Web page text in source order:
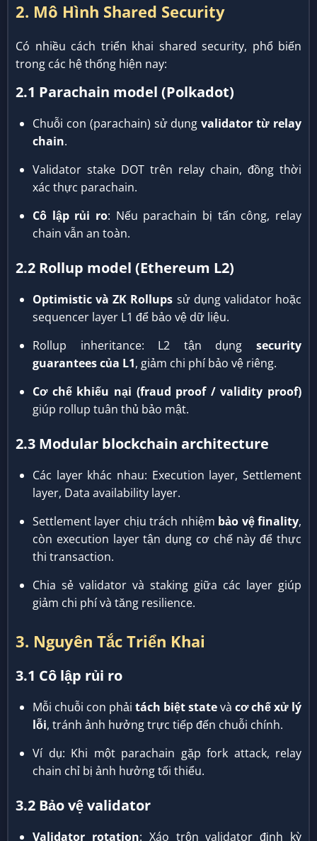
2. Mô Hình Shared Security
Có nhiều cách triển khai shared security, phổ biến
trong các hệ thống hiện nay:
2.1 Parachain model (Polkadot)
Chuỗi con (parachain) sử dụngvalidator từ relay
chain.
Validator stake DOT trên relay chain, đồng thời
xác thực parachain.
Cô lập rủi ro: Nếu parachain bị tấn công, relay
chain vẫn an toàn.
2.2 Rollup model (Ethereum L2)
Optimistic và ZK Rollups sử dụng validator hoặc
sequencer layer L1 để bảo vệ dữ liệu.
Rollup inheritance: L2 tận dụng security
guarantees của L1, giảm chi phí bảo vệ riêng.
Cơ chế khiếu nại (fraud proof / validity proof)
giúp rollup tuân thủ bảo mật.
2.3 Modular blockchain architecture
Các layer khác nhau: Execution layer, Settlement
layer, Data availability layer.
Settlement layer chịu trách nhiệm bảo vệ finality,
còn execution layer tận dụng cơ chế này để thực
thi transaction.
Chia sẻ validator và staking giữa các layer giúp
giảm chi phí và tăng resilience.
3. Nguyên Tắc Triển Khai
3.1 Cô lập rủi ro
Mỗi chuỗi con phải tách biệt statevà cơ chế xử lý
lỗi, tránh ảnh hưởng trực tiếp đến chuỗi chính.
Ví dụ: Khi một parachain gặp fork attack, relay
chain chỉ bị ảnh hưởng tối thiểu.
3.2 Bảo vệ validator
Validator rotation: Xáo trộn validator định kỳ